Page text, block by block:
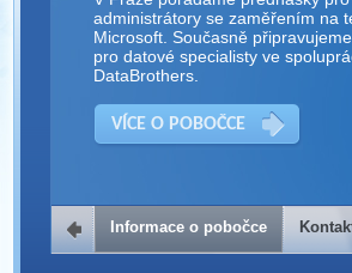
administrátory se zaměřením na
Microsoft. Současně
pro datové specialisty ve
DataBrothers.
VÍCE O POBOČCE
Kontakt na
Informace o pobočce